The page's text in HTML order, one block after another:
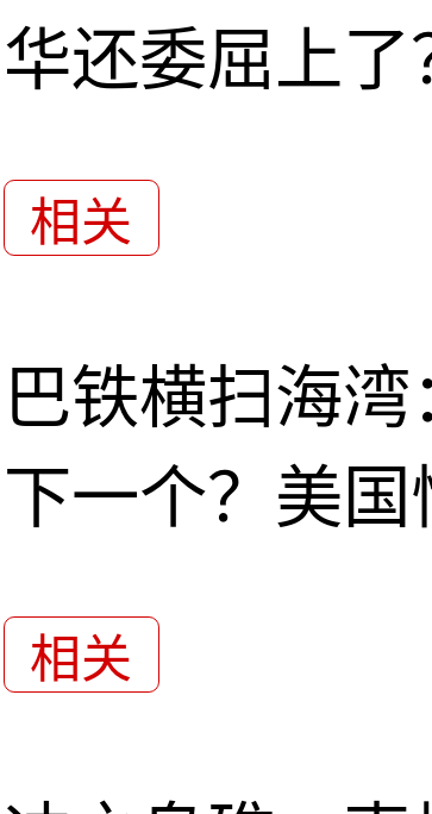
华还委屈上了
相关
巴铁横扫海
下一个？美国
相关